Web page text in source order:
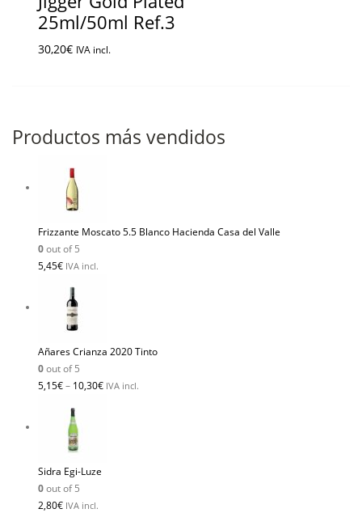
25ml/50ml Ref.3
30,20€ IVA incl.
Productos más vendidos
Frizzante Moscato 5.5 Blanco Hacienda Casa del Valle
0out of 5
5,45€ IVA incl.
Añares Crianza 2020 Tinto
0out of 5
5,15€– 10,30€ IVA incl.
Sidra Egi-Luze
0out of 5
2,80€ IVA incl.